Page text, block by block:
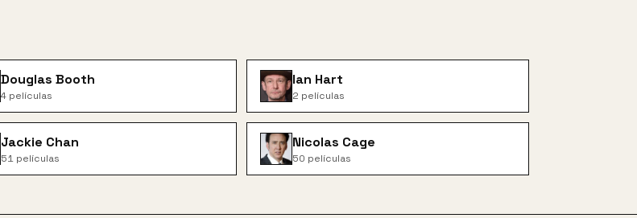
Douglas Booth
4películas
Ian Hart
2 películas
Jackie Chan
51películas
Nicolas Cage
50 películas